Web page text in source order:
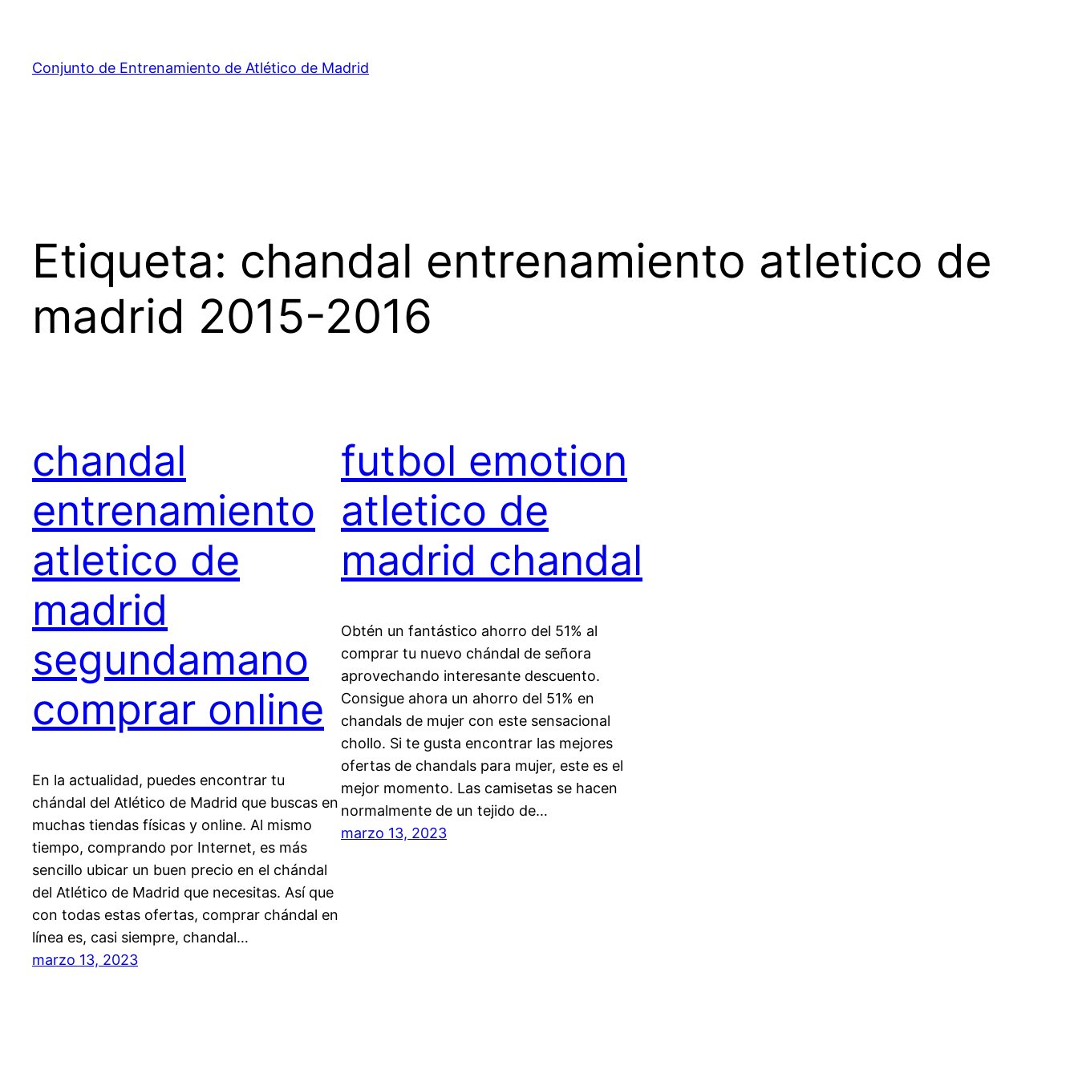
contenido
Conjunto de Entrenamiento de Atlético de Madrid
Etiqueta: chandal entrenamiento atletico de
madrid 2015-2016
chandal
entrenamiento
atletico de
madrid
segundamano
comprar online
En la actualidad, puedes encontrar tu
chándal del Atlético de Madrid que buscas en
muchas tiendas físicas y online. Al mismo
tiempo, comprando por Internet, es más
sencillo ubicar un buen precio en el chándal
del Atlético de Madrid que necesitas. Así que
con todas estas ofertas, comprar chándal en
línea es, casi siempre, chandal…
marzo 13, 2023
futbol emotion
atletico de
madrid chandal
Obtén un fantástico ahorro del 51% al
comprar tu nuevo chándal de señora
aprovechando interesante descuento.
Consigue ahora un ahorro del 51% en
chandals de mujer con este sensacional
chollo. Si te gusta encontrar las mejores
ofertas de chandals para mujer, este es el
mejor momento. Las camisetas se hacen
normalmente de un tejido de…
marzo 13, 2023